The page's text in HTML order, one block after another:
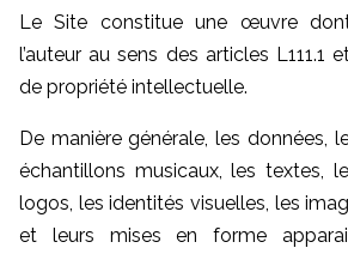
Le Site constitue une œuvre
l’auteur au sens des articles L111.1
de propriété intellectuelle.
De manière générale, les données,
échantillons musicaux, les textes,
logos, les identités visuelles, les
et leurs mises en forme